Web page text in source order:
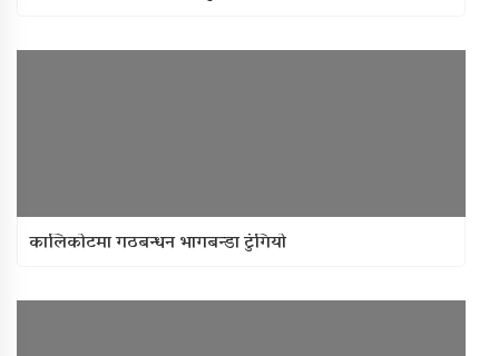
कालिकोटमा गठबन्धन भागबन्डा टुंगियो